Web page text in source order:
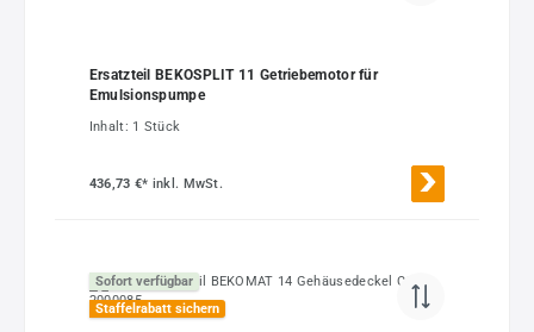
Ersatzteil BEKOSPLIT 11 Getriebemotor für
Emulsionspumpe
Inhalt: 1 Stück
436,73 €* inkl. MwSt.
Sofort verfügbar
Staffelrabatt sichern